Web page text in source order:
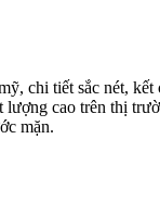
chi tiết sắc nét,
cao trên thị
mặn.